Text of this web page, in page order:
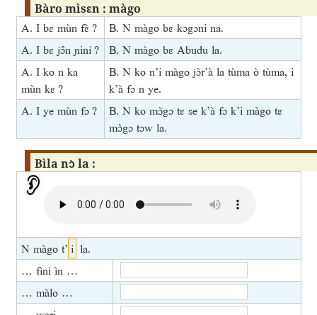
Bàro mìsɛn : màgo
A. I bɛ mùn fɛ̀ ?
B. N màgo bɛ kɔgɔni na.
A. I bɛ jɔ̂n ɲini ? B. N màgo bɛ Abudu la.
A. I ko n ka
mùn kɛ ?
B. N ko n’i màgo jɔ̀r’à la tùma ò tùma, i
k’à fɔ n ye.
A. I ye mùn fɔ ?
B. N ko mɔ̀gɔ tɛ se k’à fɔ k’i màgo tɛ
mɔ̀gɔ tɔw la.
Bìla nɔ̀ la :
N màgo t’ i la.
… fìni ìn …
… màlo …